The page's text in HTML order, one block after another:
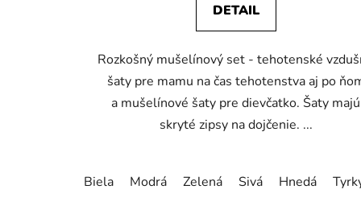
DETAIL
Rozkošný mušelínový set - tehotenské
šaty pre mamu na čas tehotenstva aj po
a mušelínové šaty pre dievčatko. Šaty majú
skryté zipsy na dojčenie. ...
Biela Modrá Zelená Sivá Hnedá